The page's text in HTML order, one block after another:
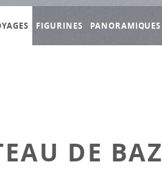
FIGURINES PANORAMIQUES
DE